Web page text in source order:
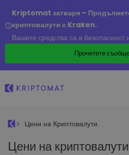
Kriptomat затваря –
криптовалути с Kraken.
Вашите средства са в
Прочетете
Цени на Криптовалути
Цени на